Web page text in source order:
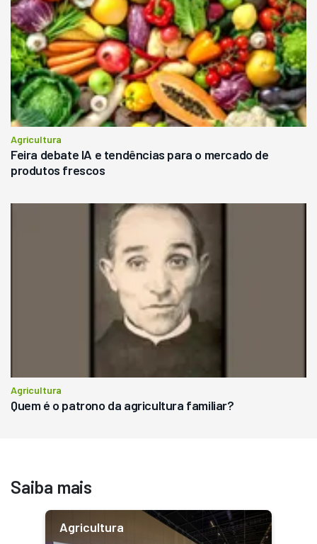
Agricultura
Feira debate IA e tendências para o mercado de
produtos frescos
Agricultura
Quem é o patrono da agricultura familiar?
Saiba mais
Agricultura